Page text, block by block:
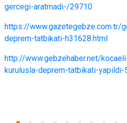
gercegi-aratmadi-/29710
https://www.gazetegebze.com.tr/
deprem-tatbikati-h31628.html
http://www.gebzehaber.net/
kurulusla-deprem-tatbikati-yapildi-